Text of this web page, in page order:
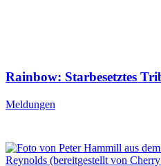
Rainbow: Starbesetztes
Meldungen